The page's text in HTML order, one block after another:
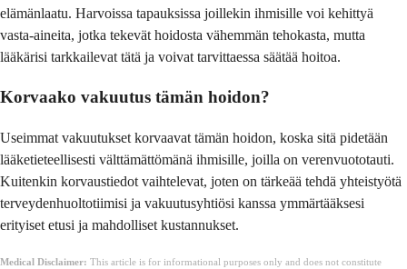
elämänlaatu. Harvoissa tapauksissa joillekin ihmisille voi kehittyä
vasta-aineita, jotka tekevät hoidosta vähemmän tehokasta, mutta
lääkärisi tarkkailevat tätä ja voivat tarvittaessa säätää hoitoa.
Korvaako vakuutus tämän hoidon?
Useimmat vakuutukset korvaavat tämän hoidon, koska sitä pidetään
lääketieteellisesti välttämättömänä ihmisille, joilla on verenvuototauti.
Kuitenkin korvaustiedot vaihtelevat, joten on tärkeää tehdä yhteistyötä
terveydenhuoltotiimisi ja vakuutusyhtiösi kanssa ymmärtääksesi
erityiset etusi ja mahdolliset kustannukset.
Medical Disclaimer: This article is for informational purposes only and does not constitute